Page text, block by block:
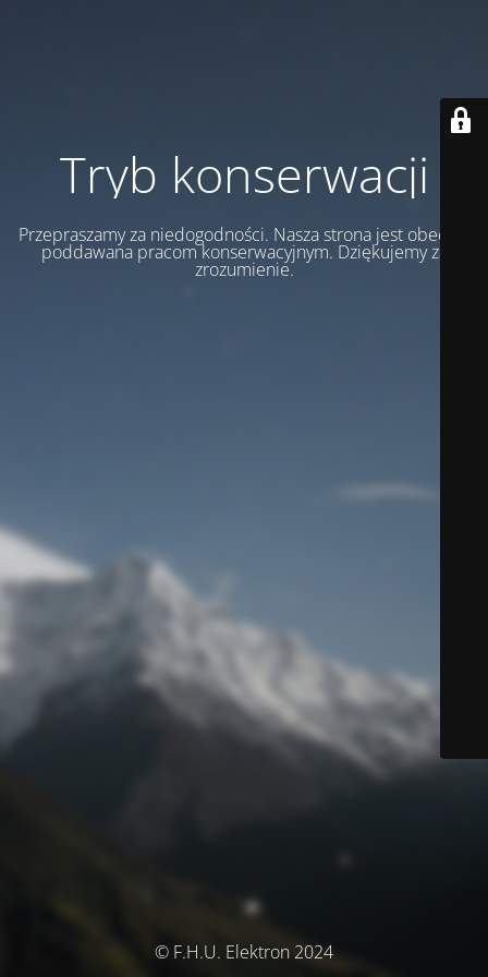
Tryb konserwacji
Przepraszamy za niedogodności. Nasza strona jest obecnie
poddawana pracom konserwacyjnym. Dziękujemy za
zrozumienie.
© F.H.U. Elektron 2024